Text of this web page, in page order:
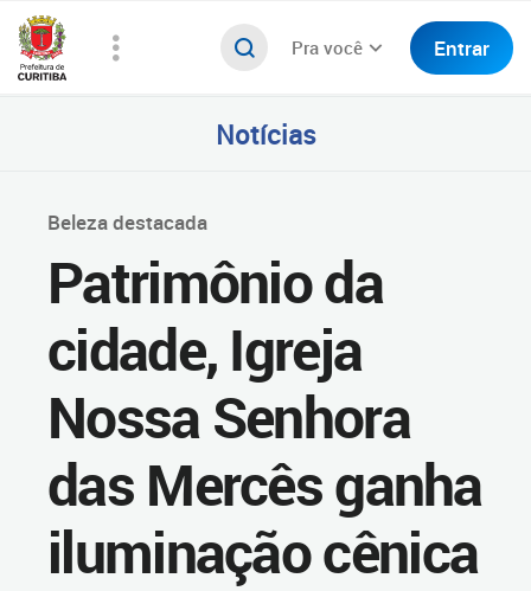
Pra você Entrar
Notícias
Beleza destacada
Patrimônio da
cidade, Igreja
Nossa Senhora
das Mercês ganha
iluminação cênica